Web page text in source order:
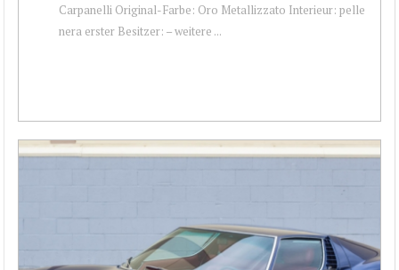
Carpanelli Original-Farbe: Oro Metallizzato Interieur: pelle
nera erster Besitzer: – weitere ...